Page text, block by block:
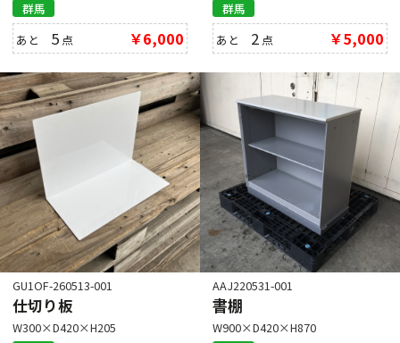
群馬
あと 5 点 ￥6,000
群馬
あと 2 点 ￥5,000
GU1OF-260513-001
仕切り板
W300×D420×H205
AAJ220531-001
書棚
W900×D420×H870